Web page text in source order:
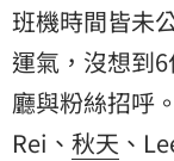
班機時間皆未
運氣，沒想到
廳與粉絲招呼
Rei、 秋天 、